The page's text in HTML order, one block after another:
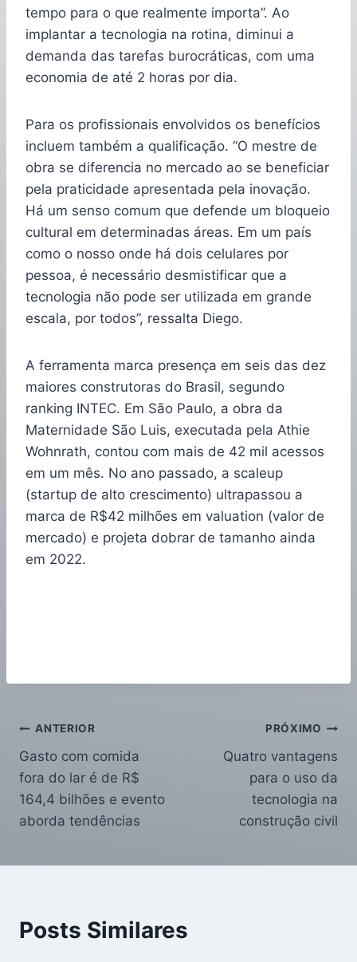
tempo para o que realmente importa”. Ao
implantar a tecnologia na rotina, diminui a
demanda das tarefas burocráticas, com uma
economia de até 2 horas por dia.
Para os profissionais envolvidos os benefícios
incluem também a qualificação. “O mestre de
obra se diferencia no mercado ao se beneficiar
pela praticidade apresentada pela inovação.
Há um senso comum que defende um bloqueio
cultural em determinadas áreas. Em um país
como o nosso onde há dois celulares por
pessoa, é necessário desmistificar que a
tecnologia não pode ser utilizada em grande
escala, por todos”, ressalta Diego.
A ferramenta marca presença em seis das dez
maiores construtoras do Brasil, segundo
ranking INTEC. Em São Paulo, a obra da
Maternidade São Luis, executada pela Athie
Wohnrath, contou com mais de 42 mil acessos
em um mês. No ano passado, a scaleup
(startup de alto crescimento) ultrapassou a
marca de R$42 milhões em valuation (valor de
mercado) e projeta dobrar de tamanho ainda
em 2022.
ANTERIOR
Gasto com comida
fora do lar é de R$
164,4 bilhões e evento
aborda tendências
PRÓXIMO
Quatro vantagens
para o uso da
tecnologia na
construção civil
Posts Similares